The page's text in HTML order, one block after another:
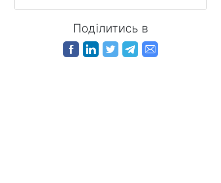
Поділитись в